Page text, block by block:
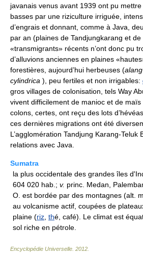
javanais venus avant 1939 ont pu
basses par une riziculture irriguée,
d’engrais et donnant, comme à Java,
par an (plaines de Tandjungkarang et
«transmigrants» récents n’ont donc pu
d’alluvions anciennes en plaines
forestières, aujourd’hui herbeuses (
cylindrica ), peu fertiles et non irrigables:
gros villages de colonisation, tels Way
vivent difficilement de manioc et de
colons, certes, ont reçu des lots
ces dernières migrations ont été
L’agglomération Tandjung Karang-Teluk
relations avec Java.
Sumatra
la plus occidentale des grandes îles
604 020 hab.; v. princ. Medan,
O. est bordée par des montagnes (alt.
au volcanisme actif, coupées de
plaine (riz thé, café). Le climat est
sol riche en pétrole.
Encyclopédie Universelle 2012